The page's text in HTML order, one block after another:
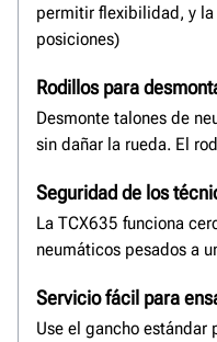
permitir flexibilidad, y
posiciones)
Rodillos para
Desmonte talones de
sin dañar la rueda. El
Seguridad de los
La TCX635 funciona
neumáticos pesados a
Servicio fácil para
Use el gancho estándar